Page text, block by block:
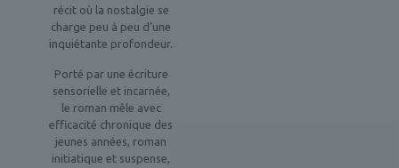
récit où la nostalgie se
charge peu à peu d’une
inquiétante profondeur.
Porté par une écriture
sensorielle et incarnée,
le roman mêle avec
efficacité chronique des
jeunes années, roman
initiatique et suspense,